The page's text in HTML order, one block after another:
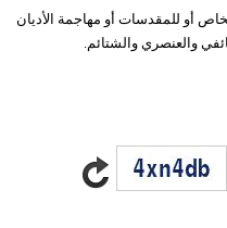
أو للمقدسات أو مهاجمة الأديان
والعنصري والشتائم.